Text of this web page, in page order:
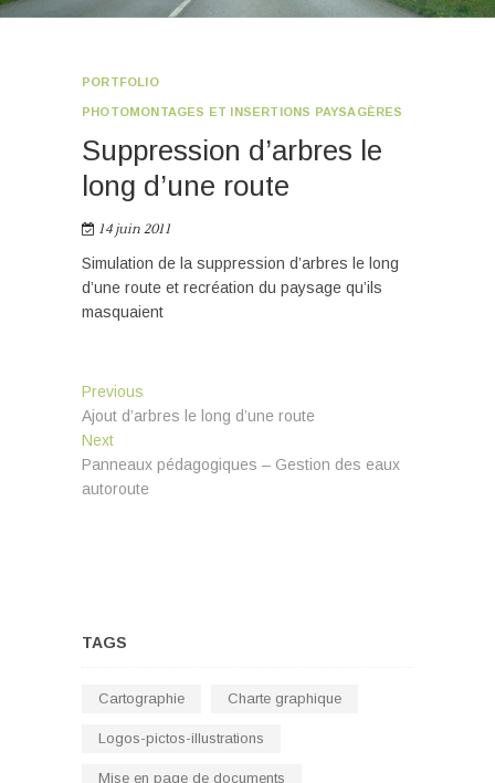
PORTFOLIO
PHOTOMONTAGES ET INSERTIONS PAYSAGÈRES
Suppression d’arbres le
long d’une route
14 juin 2011
Simulation de la suppression d’arbres le long
d’une route et recréation du paysage qu’ils
masquaient
Navigation
de
l’article
Previous
post:
Ajout d’arbres le long d’une route
NextNext
post:
Panneaux pédagogiques – Gestion des eaux
autoroute
TAGS
Cartographie Charte graphique
Logos-pictos-illustrations
Mise en page de documents